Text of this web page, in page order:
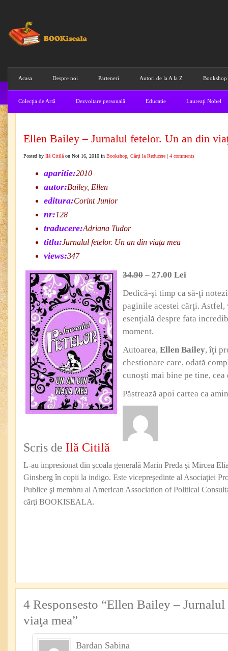
Acasa Despre noi Parteneri Autori de la A la Z Bookshop
Colecţia de Artă Dezvoltare personală Educatie Laureaţi Nobel
Ellen Bailey – Jurnalul fetelor. Un an din
Posted by Ilă Citilă on Noi 16, 2010 in Bookshop Cărţi la Reducere | 4 comments
aparitie:2010
autor:Bailey, Ellen
editura:Corint Junior
nr:128
traducere:Adriana Tudor
titlu:Jurnalul fetelor. Un an din viaţa mea
views:347
34.90 – 27.00 Lei
Dedică-şi timp ca să-ţi
paginile acestei cărţi. Astfel,
esenţială despre fata
moment.
Autoarea, Ellen Bailey, îţi
chestionare care, odată
cunoşti mai bine pe tine, cea
Păstrează apoi cartea ca
Scris de Ilă Citilă
L-au impresionat din şcoala generală Marin Preda şi Mircea
Ginsberg în copii la indigo. Este vicepreşedinte al Asociaţiei
Publice şi membru al American Association of Political
cărţi BOOKISEALA.
4 Responsesto “Ellen Bailey –
viaţa mea”
Bardan Sabina